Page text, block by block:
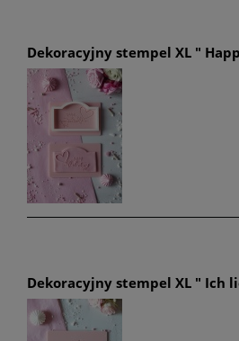
Dekoracyjny stempel XL "
Dekoracyjny stempel XL " Ich